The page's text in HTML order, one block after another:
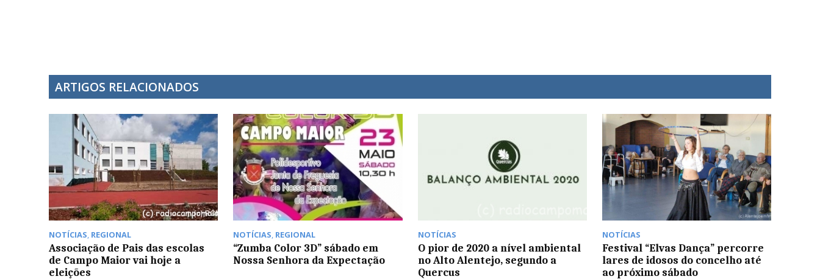
ARTIGOS RELACIONADOS
NOTÍCIAS, REGIONAL
Associação de Pais das escolas
de Campo Maior vai hoje a
eleições
NOTÍCIAS, REGIONAL
“Zumba Color 3D” sábado em
Nossa Senhora da Expectação
NOTÍCIAS
O pior de 2020 a nível ambiental
no Alto Alentejo, segundo a
Quercus
NOTÍCIAS
Festival “Elvas Dança” percorre
lares de idosos do concelho até
ao próximo sábado